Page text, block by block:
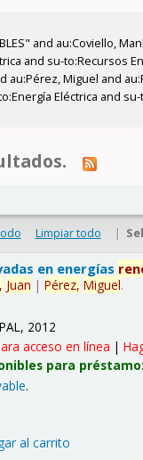
and au:Coviello,
and su-
au:Pérez, Miguel and
Eléctrica and
Limpiar todo |
en energías
Juan |Pérez, Miguel.
2012
acceso en línea |
para
.
al carrito